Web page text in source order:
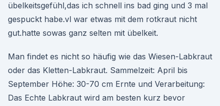
übelkeitsgefühl,das ich schnell ins bad ging und 3 mal
gespuckt habe.vl war etwas mit dem rotkraut nicht
gut.hatte sowas ganz selten mit übelkeit.
Man findet es nicht so häufig wie das Wiesen-Labkraut
oder das Kletten-Labkraut. Sammelzeit: April bis
September Höhe: 30-70 cm Ernte und Verarbeitung:
Das Echte Labkraut wird am besten kurz bevor